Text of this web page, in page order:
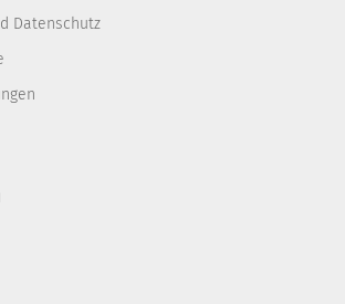
Datenschutz